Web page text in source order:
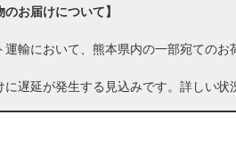
お届けについて】
輸において、熊本県内の一部宛ての
遅延が発生する見込みです。詳しい